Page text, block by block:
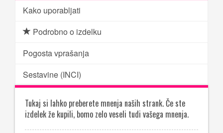
Kako uporabljati
Podrobno o izdelku
Pogosta vprašanja
Sestavine (INCI)
Tukaj si lahko preberete mnenja naših strank. Če ste
izdelek že kupili, bomo zelo veseli tudi vašega mnenja.